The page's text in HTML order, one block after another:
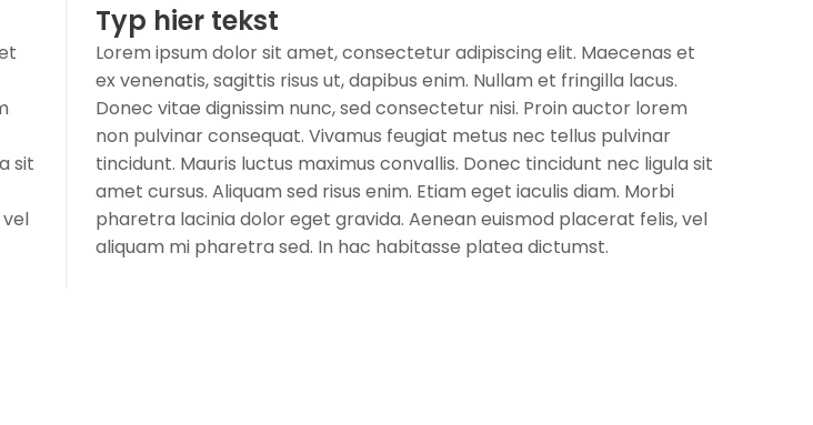
sit
Typ hier tekst
Lorem ipsum dolor sit amet, consectetur adipiscing elit. Maecenas et
ex venenatis, sagittis risus ut, dapibus enim. Nullam et fringilla lacus.
Donec vitae dignissim nunc, sed consectetur nisi. Proin auctor lorem
non pulvinar consequat. Vivamus feugiat metus nec tellus pulvinar
tincidunt. Mauris luctus maximus convallis. Donec tincidunt nec ligula sit
amet cursus. Aliquam sed risus enim. Etiam eget iaculis diam. Morbi
pharetra lacinia dolor eget gravida. Aenean euismod placerat felis, vel
aliquam mi pharetra sed. In hac habitasse platea dictumst.